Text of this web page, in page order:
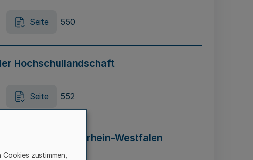
Seite 550
Hochschullandschaft
Seite 552
in Nordrhein-Westfalen
– LADG NRW)
zustimmen,